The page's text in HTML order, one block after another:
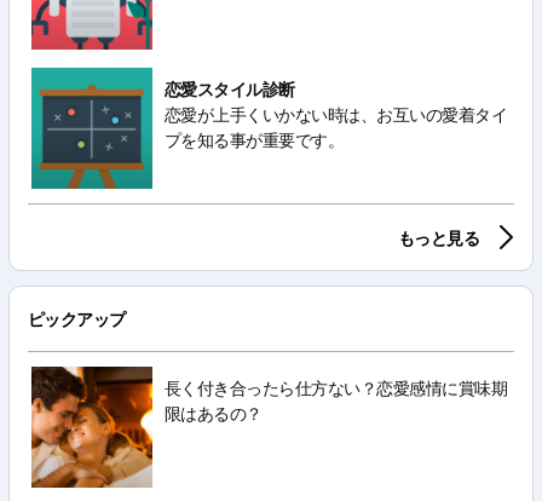
恋愛スタイル診断
恋愛が上手くいかない時は、お互いの愛着タイ
プを知る事が重要です。
もっと見る
ピックアップ
長く付き合ったら仕方ない？恋愛感情に賞味期
限はあるの？